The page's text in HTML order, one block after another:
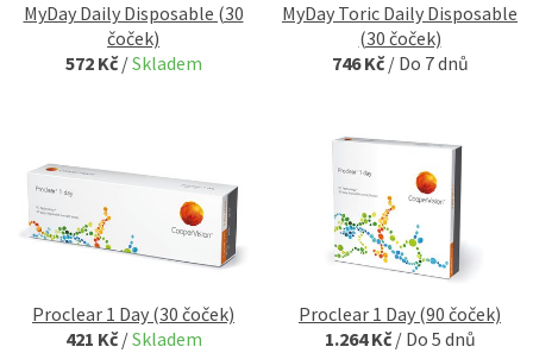
MyDay Daily Disposable (30
čoček)
572 Kč/Skladem
MyDay Toric Daily Disposable
(30 čoček)
746 Kč/ Do 7 dnů
Proclear 1 Day (30 čoček)
421 Kč/Skladem
Proclear 1 Day (90 čoček)
1.264 Kč/ Do 5 dnů